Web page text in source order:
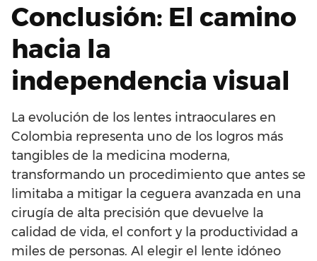
Conclusión: El camino
hacia la
independencia visual
La evolución de los lentes intraoculares en
Colombia representa uno de los logros más
tangibles de la medicina moderna,
transformando un procedimiento que antes se
limitaba a mitigar la ceguera avanzada en una
cirugía de alta precisión que devuelve la
calidad de vida, el confort y la productividad a
miles de personas. Al elegir el lente idóneo